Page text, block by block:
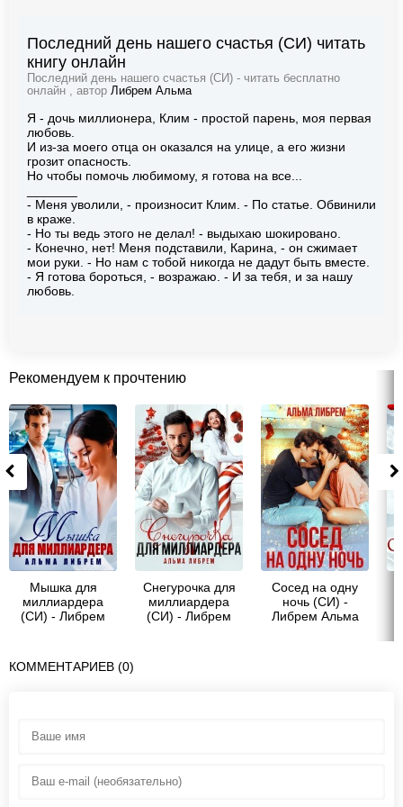
Последний день нашего счастья (СИ) читать
книгу онлайн
Последний день нашего счастья (СИ) - читать бесплатно
онлайн , автор Либрем Альма
Я - дочь миллионера, Клим - простой парень, моя первая
любовь.
И из-за моего отца он оказался на улице, а его жизни
грозит опасность.
Но чтобы помочь любимому, я готова на все...
- Меня уволили, - произносит Клим. - По статье. Обвинили
в краже.
- Но ты ведь этого не делал! - выдыхаю шокировано.
- Конечно, нет! Меня подставили, Карина, - он сжимает
мои руки. - Но нам с тобой никогда не дадут быть вместе.
- Я готова бороться, - возражаю. - И за тебя, и за нашу
любовь.
Рекомендуем к прочтению
Мышка для
миллиардера
(СИ) - Либрем
Снегурочка для
миллиардера
(СИ) - Либрем
Сосед на одну
ночь (СИ) -
Либрем Альма
КОММЕНТАРИЕВ (0)